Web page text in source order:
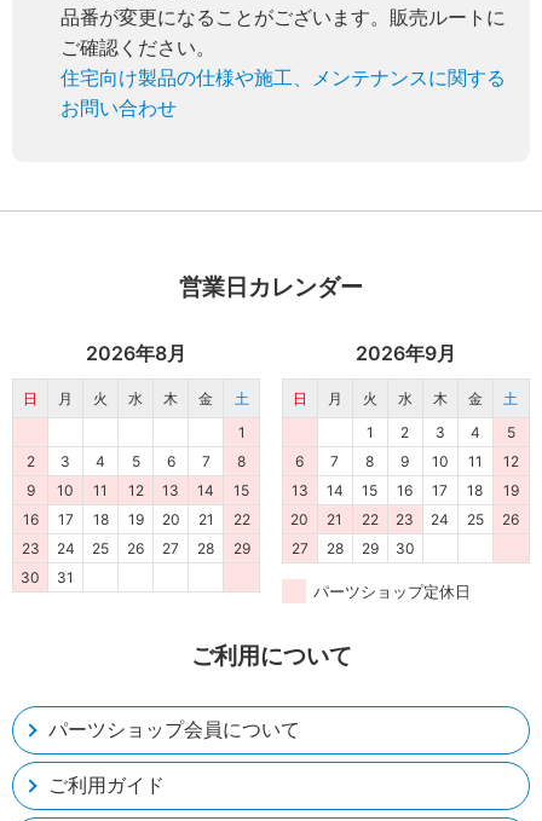
品番が変更になることがございます。販売ルートに
ご確認ください。
住宅向け製品の仕様や施工、メンテナンスに関する
お問い合わせ
ご利用について
パーツショップ会員について
ご利用ガイド
営業日カレンダー
2026年8月
日 月 火 水 木 金
土
1
2
3 4 5 6 7
8
9
10 11 12 13 14
15
16
17 18 19 20 21
22
23
24 25 26 27 28
29
30
31
2026年9月
日 月 火 水 木 金
土
1
2 3 4
5
6
7 8 9 10 11
12
13
14 15 16 17 18
19
20
21 22 23 24 25
26
27
28 29 30
パーツショップ定休日